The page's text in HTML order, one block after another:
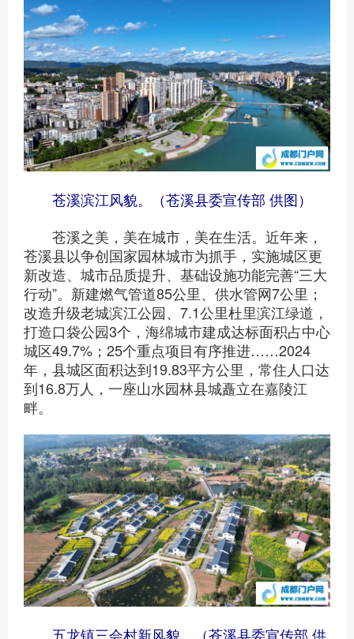
苍溪滨江风貌。（苍溪县委宣传部 供图）
苍溪之美，美在城市，美在生活。近年来，
苍溪县以争创国家园林城市为抓手，实施城区更
新改造、城市品质提升、基础设施功能完善“三大
行动”。新建燃气管道85公里、供水管网7公里；
改造升级老城滨江公园、7.1公里杜里滨江绿道，
打造口袋公园3个，海绵城市建成达标面积占中心
城区49.7%；25个重点项目有序推进……2024
年，县城区面积达到19.83平方公里，常住人口达
到16.8万人，一座山水园林县城矗立在嘉陵江
畔。
五龙镇三会村新风貌。（苍溪县委宣传部 供